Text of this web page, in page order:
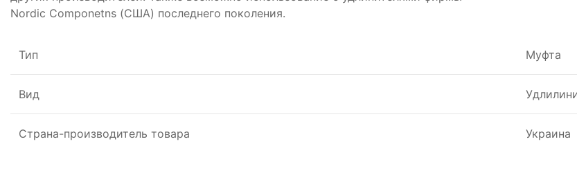
Nordic Componetns (США) последнего поколения.
Тип Муфта
Вид
Страна-производитель товара Украина